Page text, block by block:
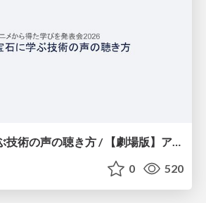
瑠璃の宝石に学ぶ技術の声の聴き方 / 【劇場版】アニメから得た学びを発表会2026 #エンジニアニメ
0 520